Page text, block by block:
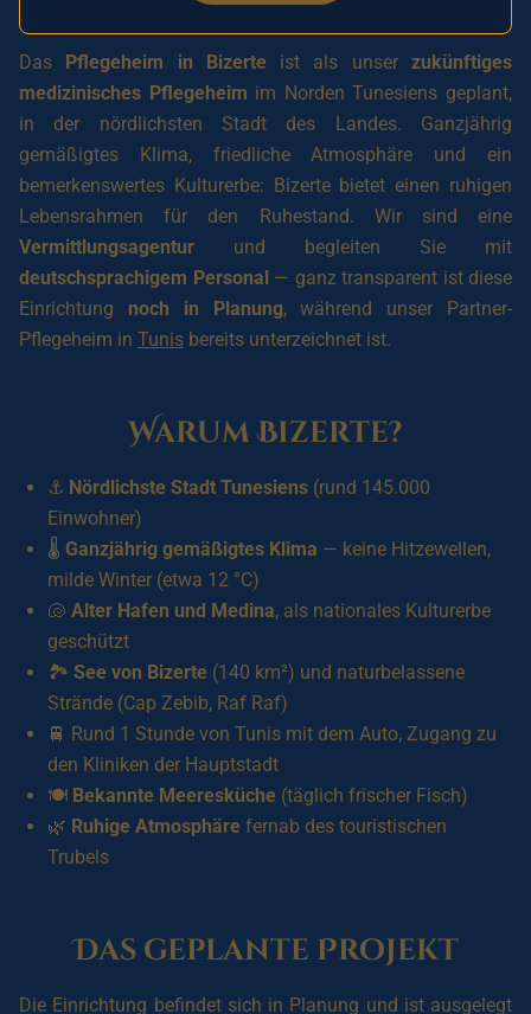
Das Pflegeheim in Bizerte ist als unserzukünftiges
medizinisches Pflegeheim im Norden Tunesiens geplant,
in der nördlichsten Stadt des Landes. Ganzjährig
gemäßigtes Klima, friedliche Atmosphäre und ein
bemerkenswertes Kulturerbe: Bizerte bietet einen ruhigen
Lebensrahmen für den Ruhestand. Wir sind eine
Vermittlungsagentur und begleiten Sie mit
deutschsprachigem Personal — ganz transparent ist diese
Einrichtung noch in Planung, während unser Partner-
Pflegeheim in Tunis bereits unterzeichnet ist.
Warum Bizerte?
⚓ Nördlichste Stadt Tunesiens (rund 145.000
Einwohner)
🌡️ Ganzjährig gemäßigtes Klima — keine Hitzewellen,
milde Winter (etwa 12 °C)
🐚 Alter Hafen und Medina, als nationales Kulturerbe
geschützt
🏞️ See von Bizerte (140 km²) und naturbelassene
Strände (Cap Zebib, Raf Raf)
🚆 Rund 1 Stunde von Tunis mit dem Auto, Zugang zu
den Kliniken der Hauptstadt
🍽️ Bekannte Meeresküche (täglich frischer Fisch)
🌿 Ruhige Atmosphäre fernab des touristischen
Trubels
Das geplante Projekt
Die Einrichtung befindet sich in Planung und ist ausgelegt